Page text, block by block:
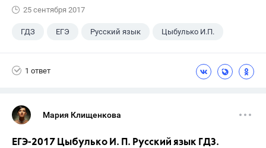
25 сентября 2017
ГДЗ ЕГЭ Русский язык Цыбулько И.П.
1 ответ
Мария Клищенкова
ЕГЭ-2017 Цыбулько И. П. Русский язык ГДЗ.